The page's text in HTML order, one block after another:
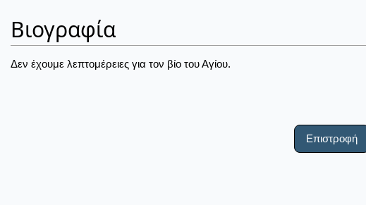
Βιογραφία
Δεν έχουμε λεπτομέρειες για τον βίο του Αγίου.
Επιστροφή